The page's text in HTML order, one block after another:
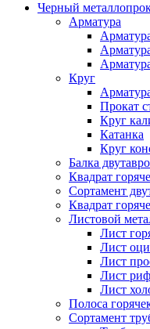
Черный
Арматура
Круг
Прокат
Круг
Катанка
Круг
Балка
Квадрат
Сортамент
Квадрат
Листовой
Лист
Лист
Лист
Лист
Лист
Полоса
Сортамент